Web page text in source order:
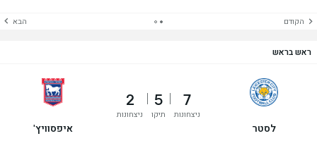
הקודם הבא
ראש בראש
לסטר
7
ניצחונות
5
תיקו
2
ניצחונות
איפסוויץ'